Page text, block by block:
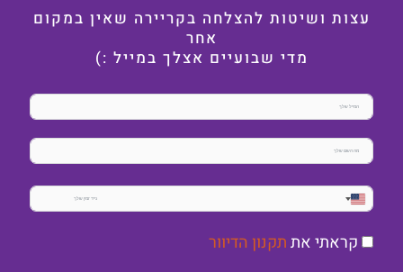
עצות ושיטות להצלחה בקריירה שאין במקום
אחר
מדי שבועיים אצלך במייל :)
United
States
+1
קראתי אתתקנון הדיוור